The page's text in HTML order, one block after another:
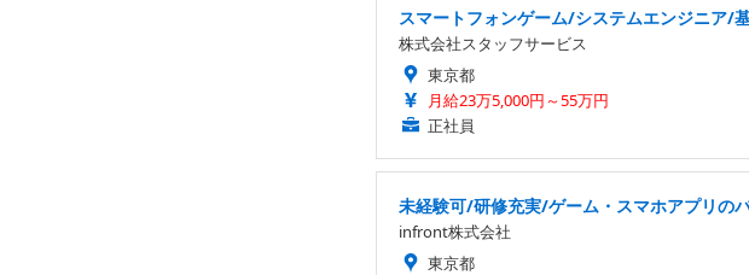
スマートフォンゲーム/システムエンジニア
株式会社スタッフサービス
東京都
月給23万5,000円～55万円
正社員
未経験可/研修充実/ゲーム・スマホアプリの
infront株式会社
東京都